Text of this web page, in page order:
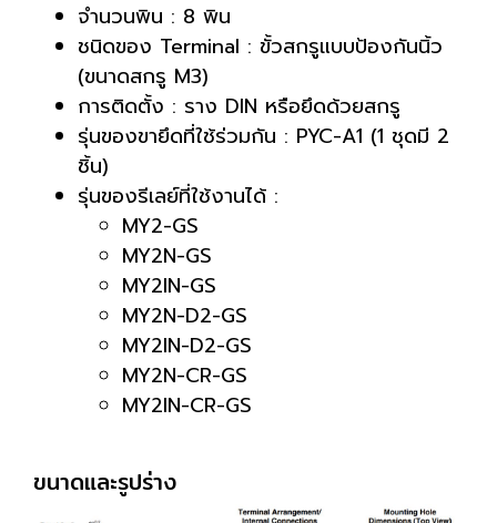
จำนวนพิน : 8 พิน
ชนิดของ Terminal : ขั้วสกรูแบบป้องกันนิ้ว
(ขนาดสกรู M3)
การติดตั้ง : ราง DIN หรือยึดด้วยสกรู
รุ่นของขายึดที่ใช้ร่วมกัน : PYC-A1 (1 ชุดมี 2
ชิ้น)
รุ่นของรีเลย์ที่ใช้งานได้ :
MY2-GS
MY2N-GS
MY2IN-GS
MY2N-D2-GS
MY2IN-D2-GS
MY2N-CR-GS
MY2IN-CR-GS
ขนาดและรูปร่าง